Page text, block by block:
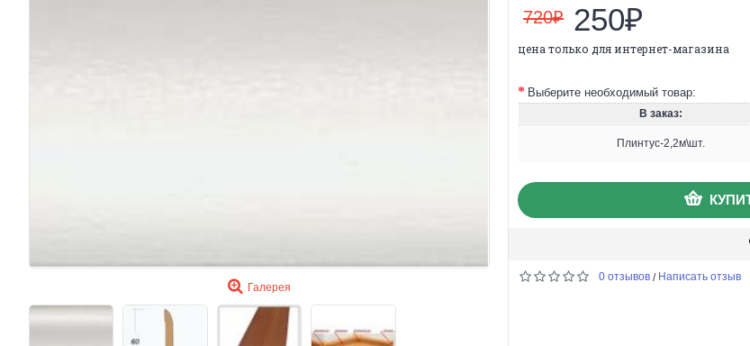
Галерея
720₽ 250₽
цена только для интернет-магазина
Выберите необходимый товар:
В заказ:
Плинтус-2,2м\шт.
0 отзывов / Написать отзыв